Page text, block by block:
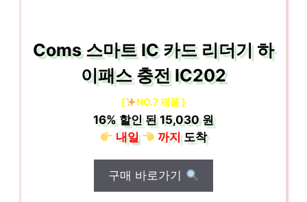
Coms 스마트 IC 카드 리더기 하
이패스 충전 IC202
[ NO.7 제품 ]
16%할인 된15,030 원
내일
까지도착
구매 바로가기